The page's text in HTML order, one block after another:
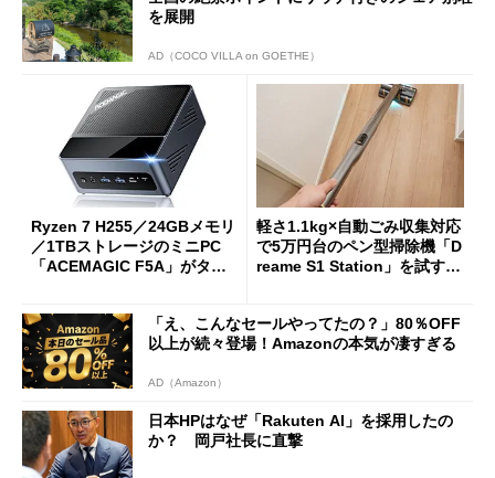
を展開
AD（COCO VILLA on GOETHE）
Ryzen 7 H255／24GBメモリ
／1TBストレージのミニPC
「ACEMAGIC F5A」がタイ
軽さ1.1kg×自動ごみ収集対応
で5万円台のペン型掃除機「D
reame S1 Station」を試す
「え、こんなセールやってたの？」80％OFF
以上が続々登場！Amazonの本気が凄すぎる
AD（Amazon）
日本HPはなぜ「Rakuten AI」を採用したの
か？ 岡戸社長に直撃